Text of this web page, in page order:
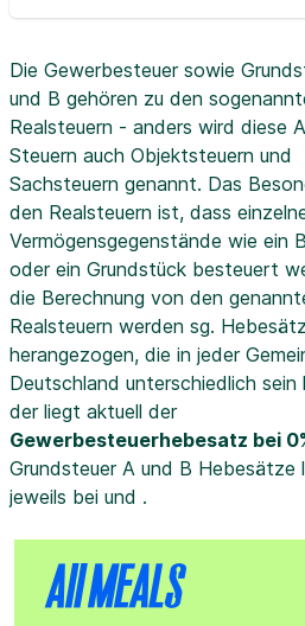
Die Gewerbesteuer sowie
und B gehören zu den
Realsteuern - anders wird diese
Steuern auch Objektsteuern und
Sachsteuern genannt. Das
den Realsteuern ist, dass
Vermögensgegenstände wie ein
oder ein Grundstück besteuert
die Berechnung von den
Realsteuern werden sg.
herangezogen, die in jeder
Deutschland unterschiedlich sein
der liegt aktuell der
Gewerbesteuerhebesatz bei
Grundsteuer A und B Hebesätze
jeweils bei und .